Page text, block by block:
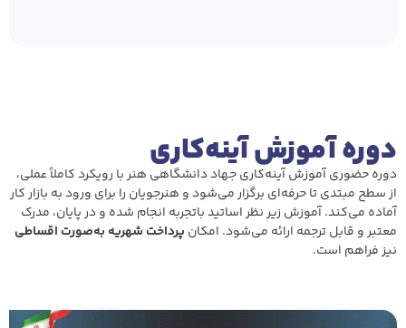
دوره آموزش آینه‌کاری
دوره حضوری آموزش آینه‌کاری جهاد دانشگاهی هنر با رویکرد کاملاً عملی،
از سطح مبتدی تا حرفه‌ای برگزار می‌شود و هنرجویان را برای ورود به بازار کار
آماده می‌کند. آموزش زیر نظر اساتید باتجربه انجام شده و در پایان، مدرک
معتبر و قابل ترجمه ارائه می‌شود. امکان پرداخت شهریه به‌صورت اقساطی
نیز فراهم است.